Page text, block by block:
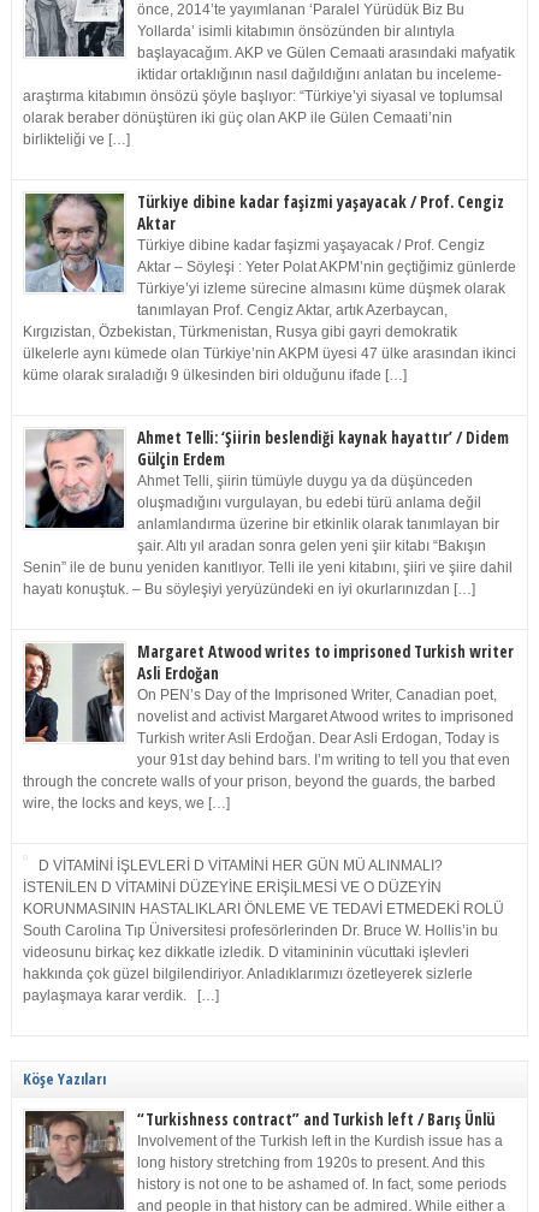
önce, 2014’te yayımlanan ‘Paralel Yürüdük Biz Bu
Yollarda’ isimli kitabımın önsözünden bir alıntıyla
başlayacağım. AKP ve Gülen Cemaati arasındaki mafyatik
iktidar ortaklığının nasıl dağıldığını anlatan bu inceleme-
araştırma kitabımın önsözü şöyle başlıyor: “Türkiye’yi siyasal ve toplumsal
olarak beraber dönüştüren iki güç olan AKP ile Gülen Cemaati’nin
birlikteliği ve […]
Türkiye dibine kadar faşizmi yaşayacak / Prof. Cengiz
Aktar
Türkiye dibine kadar faşizmi yaşayacak / Prof. Cengiz
Aktar – Söyleşi : Yeter Polat AKPM’nin geçtiğimiz günlerde
Türkiye’yi izleme sürecine almasını küme düşmek olarak
tanımlayan Prof. Cengiz Aktar, artık Azerbaycan,
Kırgızistan, Özbekistan, Türkmenistan, Rusya gibi gayri demokratik
ülkelerle aynı kümede olan Türkiye’nin AKPM üyesi 47 ülke arasından ikinci
küme olarak sıraladığı 9 ülkesinden biri olduğunu ifade […]
Ahmet Telli: ‘Şiirin beslendiği kaynak hayattır’ / Didem
Gülçin Erdem
Ahmet Telli, şiirin tümüyle duygu ya da düşünceden
oluşmadığını vurgulayan, bu edebi türü anlama değil
anlamlandırma üzerine bir etkinlik olarak tanımlayan bir
şair. Altı yıl aradan sonra gelen yeni şiir kitabı “Bakışın
Senin” ile de bunu yeniden kanıtlıyor. Telli ile yeni kitabını, şiiri ve şiire dahil
hayatı konuştuk. – Bu söyleşiyi yeryüzündeki en iyi okurlarınızdan […]
Margaret Atwood writes to imprisoned Turkish writer
Asli Erdoğan
On PEN’s Day of the Imprisoned Writer, Canadian poet,
novelist and activist Margaret Atwood writes to imprisoned
Turkish writer Asli Erdoğan. Dear Asli Erdogan, Today is
your 91st day behind bars. I’m writing to tell you that even
through the concrete walls of your prison, beyond the guards, the barbed
wire, the locks and keys, we […]
D VİTAMİNİ İŞLEVLERİ D VİTAMİNİ HER GÜN MÜ ALINMALI?
İSTENİLEN D VİTAMİNİ DÜZEYİNE ERİŞİLMESİ VE O DÜZEYİN
KORUNMASININ HASTALIKLARI ÖNLEME VE TEDAVİ ETMEDEKİ ROLÜ
South Carolina Tıp Üniversitesi profesörlerinden Dr. Bruce W. Hollis’in bu
videosunu birkaç kez dikkatle izledik. D vitamininin vücuttaki işlevleri
hakkında çok güzel bilgilendiriyor. Anladıklarımızı özetleyerek sizlerle
paylaşmaya karar verdik. […]
Köşe Yazıları
“Turkishness contract” and Turkish left / Barış Ünlü
Involvement of the Turkish left in the Kurdish issue has a
long history stretching from 1920s to present. And this
history is not one to be ashamed of. In fact, some periods
and people in that history can be admired. While either a